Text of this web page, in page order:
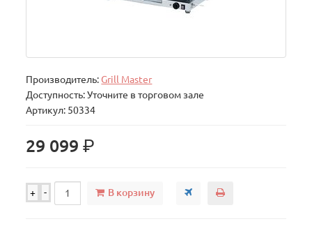
Производитель: Grill Master
Доступность: Уточните в торговом зале
Артикул: 50334
29 099р.
+ - В корзину